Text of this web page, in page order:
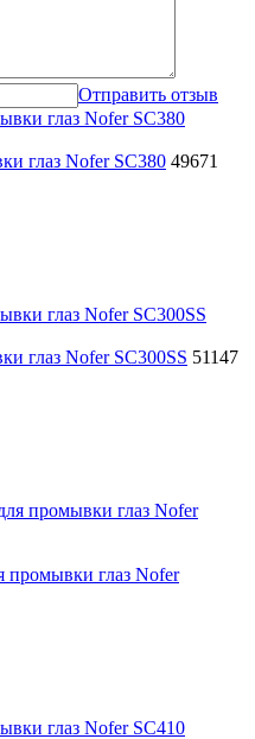
Отправить отзыв
глаз Nofer SC380 49671
глаз Nofer SC300SS 51147
глаз Nofer